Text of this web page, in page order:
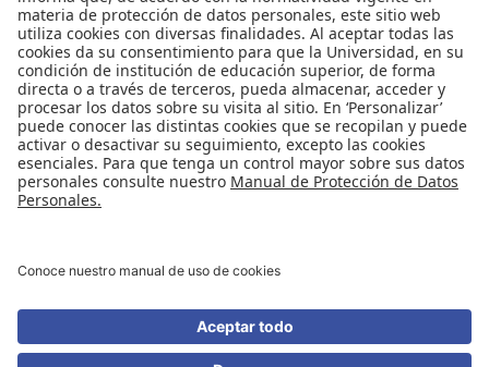
Biblioguías
Preguntas frecuentes
Capacitación
Directrices
Entretenimiento
Compra de libros y material audiovisual